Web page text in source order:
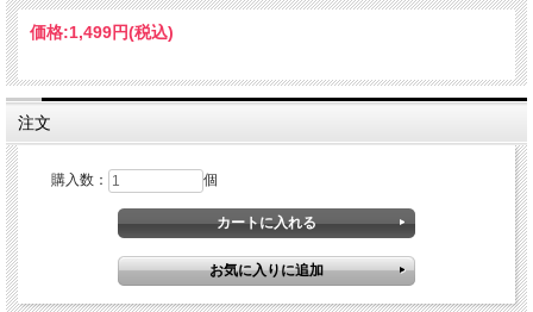
-
トルマリン 【電気石】/レピドライト【リチア雲母】
商品説明
トルマリンとレピドライト、石英が共生した、ペグマタイト鉱物です。
所々にピンクトルマリンの結晶が入った珠や、レピドライト中心の珠、3種共生
の珠などが1本になっています。
結晶が確認しづらい珠も混じり合っている為、大変お買い得な価格でご提供が可
どちらも肉体・精神に働きかけるパワーを持つ天然石として人気があります。
【意味合い云われ・伝承等】
価格:1,499円(税込)
注文
購入数： 個